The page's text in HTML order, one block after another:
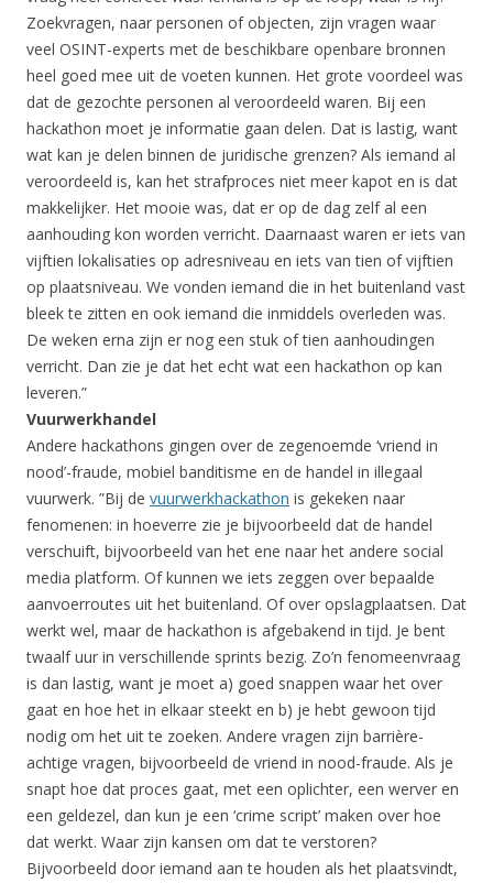
Zoekvragen, naar personen of objecten, zijn vragen waar
veel OSINT-experts met de beschikbare openbare bronnen
heel goed mee uit de voeten kunnen. Het grote voordeel was
dat de gezochte personen al veroordeeld waren. Bij een
hackathon moet je informatie gaan delen. Dat is lastig, want
wat kan je delen binnen de juridische grenzen? Als iemand al
veroordeeld is, kan het strafproces niet meer kapot en is dat
makkelijker. Het mooie was, dat er op de dag zelf al een
aanhouding kon worden verricht. Daarnaast waren er iets van
vijftien lokalisaties op adresniveau en iets van tien of vijftien
op plaatsniveau. We vonden iemand die in het buitenland vast
bleek te zitten en ook iemand die inmiddels overleden was.
De weken erna zijn er nog een stuk of tien aanhoudingen
verricht. Dan zie je dat het echt wat een hackathon op kan
leveren.”
Vuurwerkhandel
Andere hackathons gingen over de zegenoemde ‘vriend in
nood’-fraude, mobiel banditisme en de handel in illegaal
vuurwerk. ”Bij de vuurwerkhackathon is gekeken naar
fenomenen: in hoeverre zie je bijvoorbeeld dat de handel
verschuift, bijvoorbeeld van het ene naar het andere social
media platform. Of kunnen we iets zeggen over bepaalde
aanvoerroutes uit het buitenland. Of over opslagplaatsen. Dat
werkt wel, maar de hackathon is afgebakend in tijd. Je bent
twaalf uur in verschillende sprints bezig. Zo’n fenomeenvraag
is dan lastig, want je moet a) goed snappen waar het over
gaat en hoe het in elkaar steekt en b) je hebt gewoon tijd
nodig om het uit te zoeken. Andere vragen zijn barrière-
achtige vragen, bijvoorbeeld de vriend in nood-fraude. Als je
snapt hoe dat proces gaat, met een oplichter, een werver en
een geldezel, dan kun je een ‘crime script’ maken over hoe
dat werkt. Waar zijn kansen om dat te verstoren?
Bijvoorbeeld door iemand aan te houden als het plaatsvindt,